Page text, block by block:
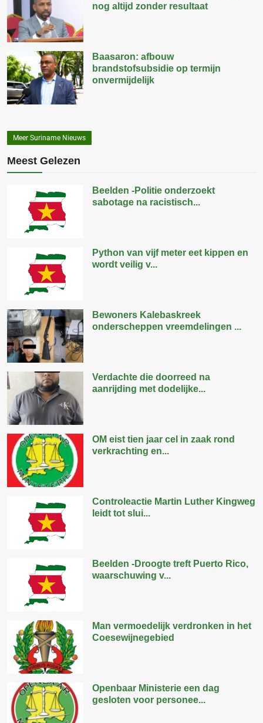
nog altijd zonder resultaat
Baasaron: afbouw
brandstofsubsidie op termijn
onvermijdelijk
Meer Suriname Nieuws
Meest Gelezen
Beelden -Politie onderzoekt
sabotage na racistisch...
Python van vijf meter eet kippen en
wordt veilig v...
Bewoners Kalebaskreek
onderscheppen vreemdelingen ...
Verdachte die doorreed na
aanrijding met dodelijke...
OM eist tien jaar cel in zaak rond
verkrachting en...
Controleactie Martin Luther Kingweg
leidt tot slui...
Beelden -Droogte treft Puerto Rico,
waarschuwing v...
Man vermoedelijk verdronken in het
Coesewijnegebied
Openbaar Ministerie een dag
gesloten voor personee...